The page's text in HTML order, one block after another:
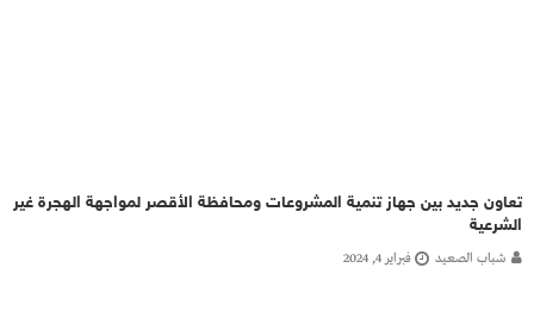
تعاون جديد بين جهاز تنمية المشروعات ومحافظة الأقصر لمواجهة الهجرة غير
الشرعية
شباب الصعيد فبراير 4, 2024